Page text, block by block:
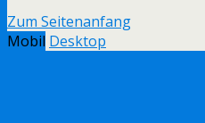
Zum Seitenanfang
Mobil Desktop